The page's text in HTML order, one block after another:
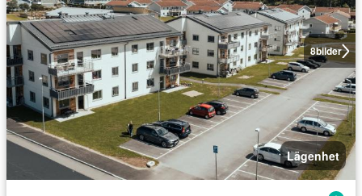
8bilder
Lägenhet